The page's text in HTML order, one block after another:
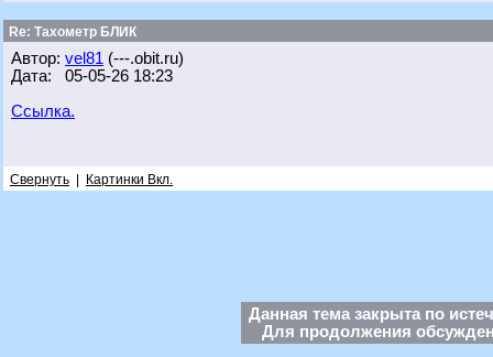
Re: Тахометр БЛИК
Автор: vel81 (---.obit.ru)
Дата: 05-05-26 18:23
Ссылка.
Свернуть Картинки Вкл.
Данная тема закрыта по
Для продолжения